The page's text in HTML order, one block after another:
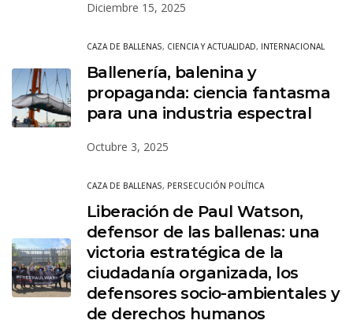
Diciembre 15, 2025
CAZA DE BALLENAS, CIENCIA Y ACTUALIDAD, INTERNACIONAL
Ballenería, balenina y
propaganda: ciencia fantasma
para una industria espectral
Octubre 3, 2025
CAZA DE BALLENAS, PERSECUCIÓN POLÍTICA
Liberación de Paul Watson,
defensor de las ballenas: una
victoria estratégica de la
ciudadanía organizada, los
defensores socio-ambientales y
de derechos humanos